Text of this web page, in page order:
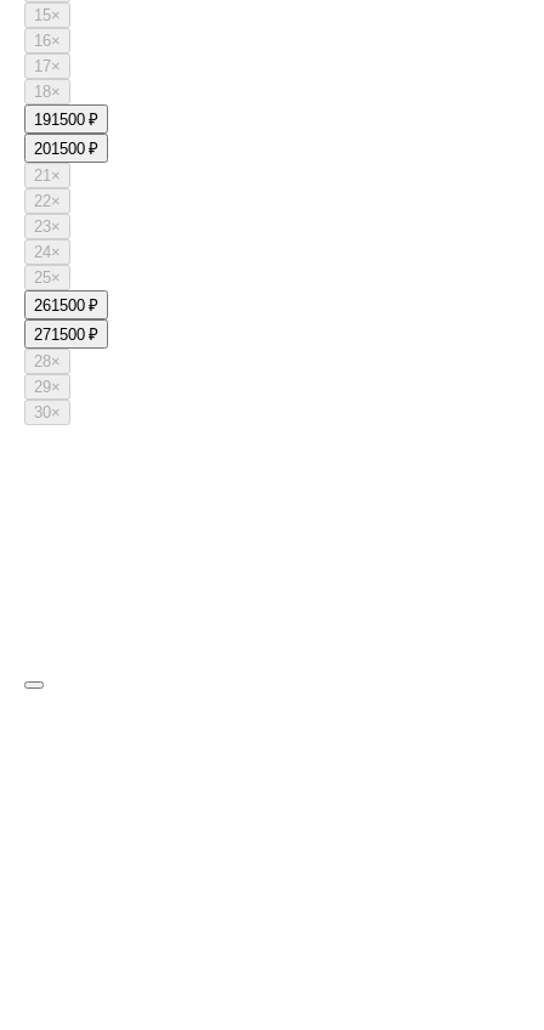
15×
16×
17×
18×
191500 ₽
201500 ₽
21×
22×
23×
24×
25×
261500 ₽
271500 ₽
28×
29×
30×